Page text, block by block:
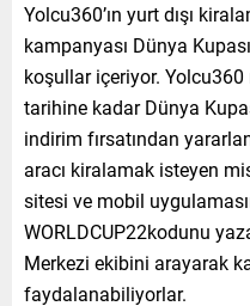
Yolcu360’ın yurt dışı
kampanyası Dünya
koşullar içeriyor.
tarihine kadar Dünya
indirim fırsatından
aracı kiralamak isteyen
sitesi ve mobil
WORLDCUP22kodunu
Merkezi ekibini arayarak
faydalanabiliyorlar.